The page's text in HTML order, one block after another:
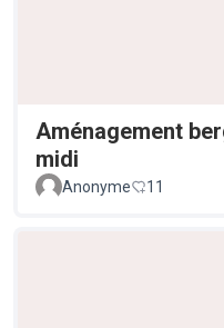
Aménagement
midi
Anonyme 11